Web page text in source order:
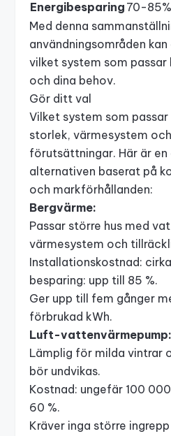
Energibesparing 70-85%
Med denna
användningsområden
vilket system som
och dina behov.
Gör ditt val
Vilket system som
storlek, värmesystem
förutsättningar. Här är
alternativen baserat på
och markförhållanden:
Bergvärme:
Passar större hus med
värmesystem och
Installationskostnad:
besparing: upp till 85 %.
Ger upp till fem gånger
förbrukad kWh.
Luft-vattenvärmepump:
Lämplig för milda vintrar
bör undvikas.
Kostnad: ungefär 100
60 %.
Kräver inga större